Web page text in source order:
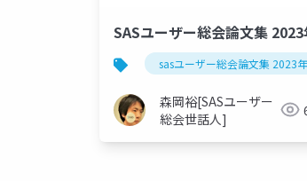
SASユーザー総会論文集
sasユーザー総会論文集 2023年
森岡裕[SASユーザー
総会世話人]